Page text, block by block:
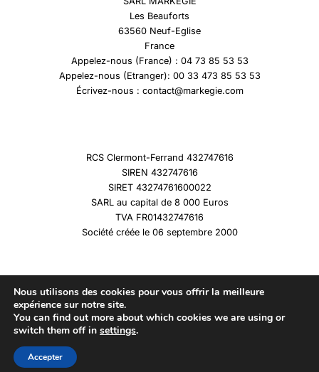
Les Beauforts
63560 Neuf-Eglise
France
Appelez-nous (France) : 04 73 85 53 53
Appelez-nous (Etranger): 00 33 473 85 53 53
Écrivez-nous : contact@markegie.com
RCS Clermont-Ferrand 432747616
SIREN 432747616
SIRET 43274761600022
SARL au capital de 8 000 Euros
TVA FR01432747616
Société créée le 06 septembre 2000
Copyright © 2026 Marqueshistoire
Nous utilisons des cookies pour vous offrir la meilleure
expérience sur notre site.
You can find out more about which cookies we are using or
switch them off in settings.
Accepter